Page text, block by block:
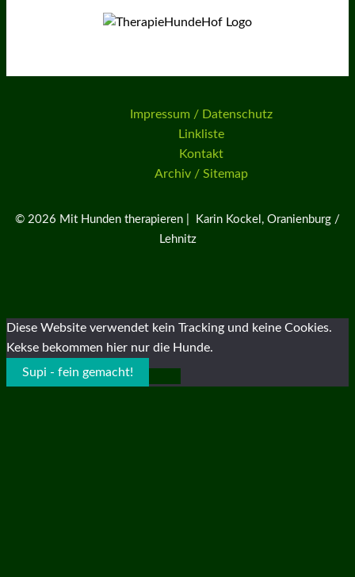
Impressum / Datenschutz
Linkliste
Kontakt
Archiv / Sitemap
© 2026 Mit Hunden therapieren | Karin Kockel, Oranienburg /
Lehnitz
Diese Website verwendet kein Tracking und keine Cookies.
Kekse bekommen hier nur die Hunde.
Supi - fein gemacht!